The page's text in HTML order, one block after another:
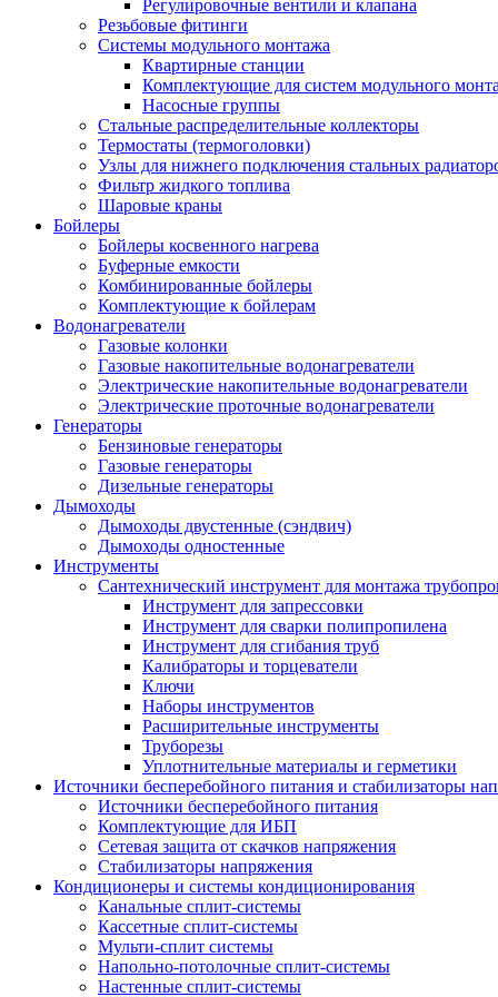
Регулировочные вентили и клапана
Резьбовые фитинги
Системы модульного монтажа
Квартирные станции
Комплектующие для систем модульного
Насосные группы
Стальные распределительные коллекторы
Термостаты (термоголовки)
Узлы для нижнего подключения стальных
Фильтр жидкого топлива
Шаровые краны
Бойлеры
Бойлеры косвенного нагрева
Буферные емкости
Комбинированные бойлеры
Комплектующие к бойлерам
Водонагреватели
Газовые колонки
Газовые накопительные водонагреватели
Электрические накопительные водонагреватели
Электрические проточные водонагреватели
Генераторы
Бензиновые генераторы
Газовые генераторы
Дизельные генераторы
Дымоходы
Дымоходы двустенные (сэндвич)
Дымоходы одностенные
Инструменты
Сантехнический инструмент для монтажа
Инструмент для запрессовки
Инструмент для сварки полипропилена
Инструмент для сгибания труб
Калибраторы и торцеватели
Ключи
Наборы инструментов
Расширительные инструменты
Труборезы
Уплотнительные материалы и герметики
Источники бесперебойного питания и стабилизаторы
Источники бесперебойного питания
Комплектующие для ИБП
Сетевая защита от скачков напряжения
Стабилизаторы напряжения
Кондиционеры и системы кондиционирования
Канальные сплит-системы
Кассетные сплит-системы
Мульти-сплит системы
Напольно-потолочные сплит-системы
Настенные сплит-системы